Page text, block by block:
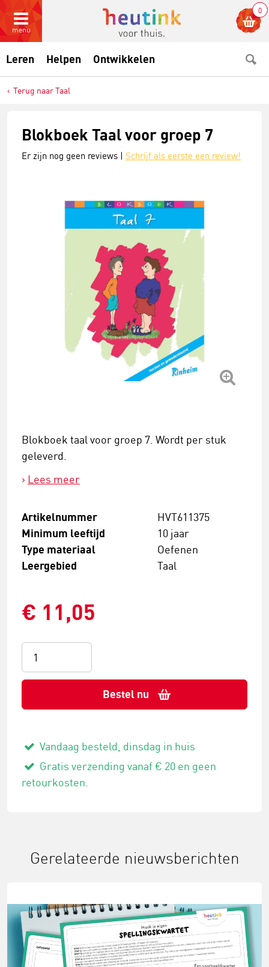
menu
0
Leren Helpen Ontwikkelen
Terug naar Taal
Blokboek Taal voor groep 7
Er zijn nog geen reviews | Schrijf als eerste een review!
Blokboek taal voor groep 7. Wordt per stuk
geleverd.
Lees meer
Artikelnummer HVT611375
Minimum leeftijd 10 jaar
Type materiaal Oefenen
Leergebied Taal
€ 11,05
Bestel nu
Vandaag besteld, dinsdag in huis
Gratis verzending vanaf € 20 en geen
retourkosten.
Gerelateerde nieuwsberichten